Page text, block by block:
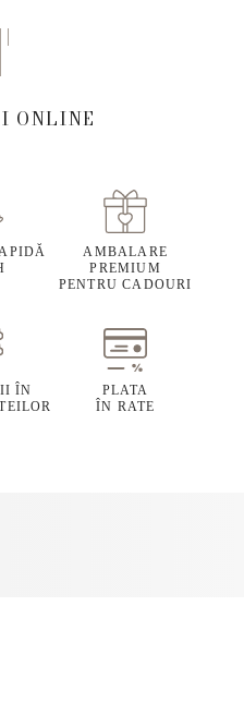
ONLINE
AMBALARE
PREMIUM
PENTRU CADOURI
ÎN
PLATA
ÎN RATE